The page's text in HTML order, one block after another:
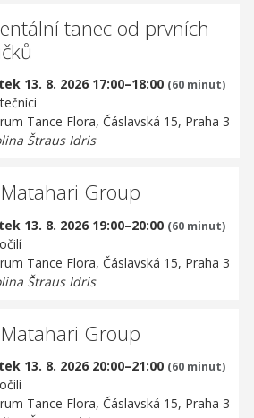
tanec od prvních
13. 8. 2026 17:00–18:00 (60 minut)
Tance Flora, Čáslavská 15, Praha 3
Štraus Idris
Group
13. 8. 2026 19:00–20:00 (60 minut)
Tance Flora, Čáslavská 15, Praha 3
Štraus Idris
Group
13. 8. 2026 20:00–21:00 (60 minut)
Tance Flora, Čáslavská 15, Praha 3